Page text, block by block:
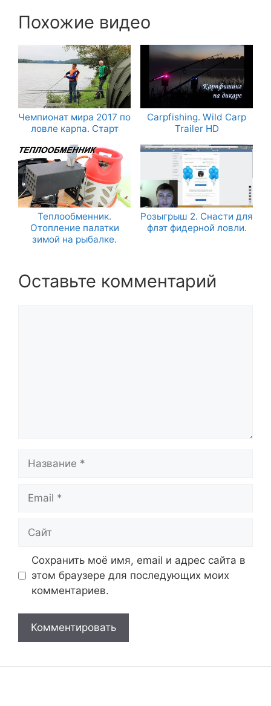
Похожие видео
Чемпионат мира 2017 по
ловле карпа. Старт
Carpfishing. Wild Carp
Trailer HD
Теплообменник.
Отопление палатки
зимой на рыбалке.
Розыгрыш 2. Снасти для
флэт фидерной ловли.
Оставьте комментарий
Сохранить моё имя, email и адрес сайта в
этом браузере для последующих моих
комментариев.